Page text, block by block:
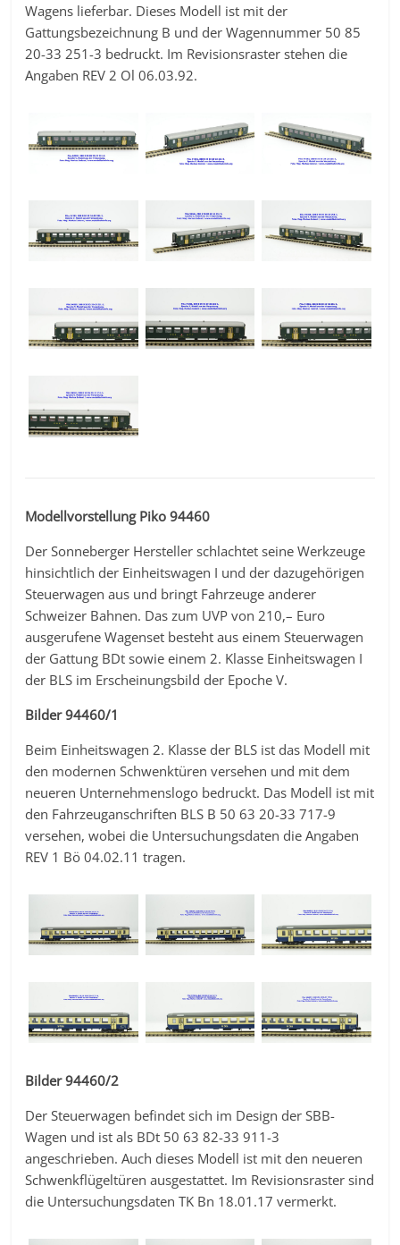
Wagens lieferbar. Dieses Modell ist mit der
Gattungsbezeichnung B und der Wagennummer 50 85
20-33 251-3 bedruckt. Im Revisionsraster stehen die
Angaben REV 2 Ol 06.03.92.
Modellvorstellung Piko 94460
Der Sonneberger Hersteller schlachtet seine Werkzeuge
hinsichtlich der Einheitswagen I und der dazugehörigen
Steuerwagen aus und bringt Fahrzeuge anderer
Schweizer Bahnen. Das zum UVP von 210,– Euro
ausgerufene Wagenset besteht aus einem Steuerwagen
der Gattung BDt sowie einem 2. Klasse Einheitswagen I
der BLS im Erscheinungsbild der Epoche V.
Bilder 94460/1
Beim Einheitswagen 2. Klasse der BLS ist das Modell mit
den modernen Schwenktüren versehen und mit dem
neueren Unternehmenslogo bedruckt. Das Modell ist mit
den Fahrzeuganschriften BLS B 50 63 20-33 717-9
versehen, wobei die Untersuchungsdaten die Angaben
REV 1 Bö 04.02.11 tragen.
Bilder 94460/2
Der Steuerwagen befindet sich im Design der SBB-
Wagen und ist als BDt 50 63 82-33 911-3
angeschrieben. Auch dieses Modell ist mit den neueren
Schwenkflügeltüren ausgestattet. Im Revisionsraster sind
die Untersuchungsdaten TK Bn 18.01.17 vermerkt.